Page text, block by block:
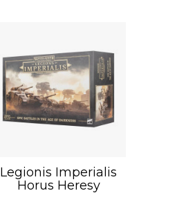
Legionis Imperialis
Horus Heresy